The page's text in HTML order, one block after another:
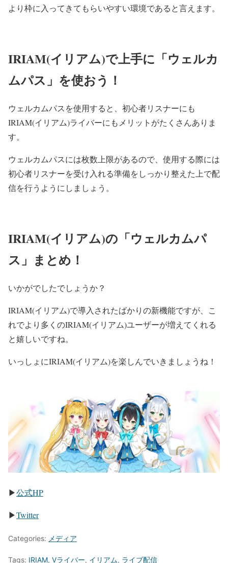
より枠に入ってきてもらいやすい環境であると言えます。
IRIAM(イリアム)で上手に「ウェルカ
ムパス」を使おう！
ウェルカムパスを使用すると、初心者リスナーにも
IRIAM(イリアム)ライバーにもメリットがたくさんありま
す。
ウェルカムパスには枚数上限があるので、使用する際には
初心者リスナーを受け入れる準備をしっかり整えた上で配
信を行うようにしましょう。
IRIAM(イリアム)の「ウェルカムパ
ス」まとめ！
いかがでしたでしょうか？
IRIAM(イリアム)で導入されたばかりの新機能ですが、こ
れでより多くのIRIAM(イリアム)ユーザーが増えてくれる
と嬉しいですね。
いっしょにIRIAM(イリアム)を楽しんでいきましょうね！
▶公式HP
▶Twitter
Categories: メディア
Tags: IRIAM, Vライバー, イリアム, ライブ配信